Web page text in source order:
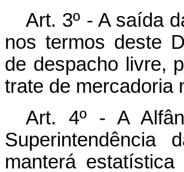
Art. 3º - A saída
nos termos deste
de despacho livre,
trate de mercadoria
Art. 4º - A
Superintendência
manterá